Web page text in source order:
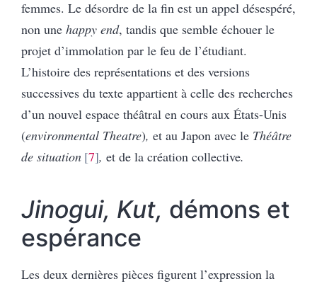
femmes. Le désordre de la fin est un appel désespéré,
non une happy end, tandis que semble échouer le
projet d’immolation par le feu de l’étudiant.
L’histoire des représentations et des versions
successives du texte appartient à celle des recherches
d’un nouvel espace théâtral en cours aux États-Unis
(environmental Theatre), et au Japon avec le Théâtre
de situation 7 , et de la création collective.
Jinogui, Kut, démons et
espérance
Les deux dernières pièces figurent l’expression la